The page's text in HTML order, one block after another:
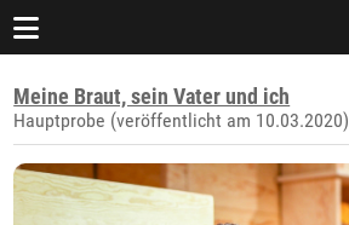
Meine Braut, sein Vater und ich
Hauptprobe (veröffentlicht am 10.03.2020)